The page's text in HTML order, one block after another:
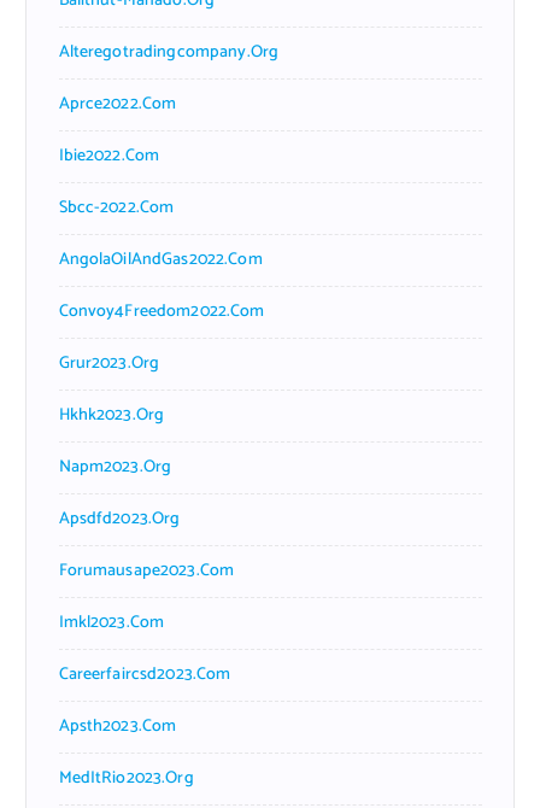
Alteregotradingcompany.org
Aprce2022.com
Ibie2022.com
Sbcc-2022.com
AngolaOilAndGas2022.com
Convoy4Freedom2022.com
Grur2023.org
Hkhk2023.org
Napm2023.org
Apsdfd2023.org
Forumausape2023.com
Imkl2023.com
Careerfaircsd2023.com
Apsth2023.com
MedItRio2023.org